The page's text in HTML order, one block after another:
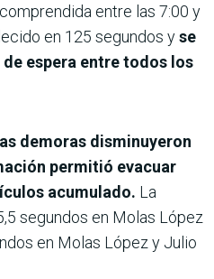
comprendida entre las 7:00 y
en 125 segundos yse
espera entre todos los
as demoras disminuyeron
permitió evacuar
acumulado. La
segundos en Molas López
en Molas López y Julio